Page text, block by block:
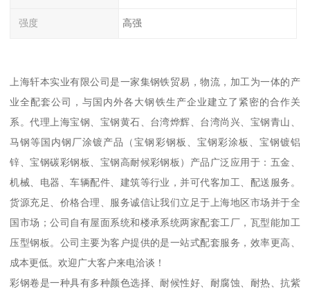
强度 高强
上海轩本实业有限公司是一家集钢铁贸易，物流，加工为一体的产
业全配套公司，与国内外各大钢铁生产企业建立了紧密的合作关
系。代理上海宝钢、宝钢黄石、台湾烨辉、台湾尚兴、宝钢青山、
马钢等国内钢厂涂镀产品（宝钢彩钢板、宝钢彩涂板、宝钢镀铝
锌、宝钢碳彩钢板、宝钢高耐候彩钢板）产品广泛应用于：五金、
机械、电器、车辆配件、建筑等行业，并可代客加工、配送服务。
货源充足、价格合理、服务诚信让我们立足于上海地区市场并于全
国市场；公司自有屋面系统和楼承系统两家配套工厂，瓦型能加工
压型钢板。公司主要为客户提供的是一站式配套服务，效率更高、
成本更低。欢迎广大客户来电洽谈！
彩钢卷是一种具有多种颜色选择、耐候性好、耐腐蚀、耐热、抗紫